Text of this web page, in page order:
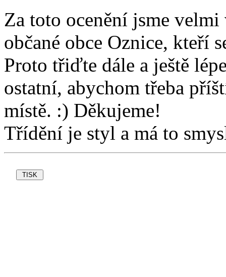
Za toto ocenění jsme
občané obce Oznice, kteří
Proto třiďte dále a ještě
ostatní, abychom třeba
místě. :) Děkujeme!
Třídění je styl a má to